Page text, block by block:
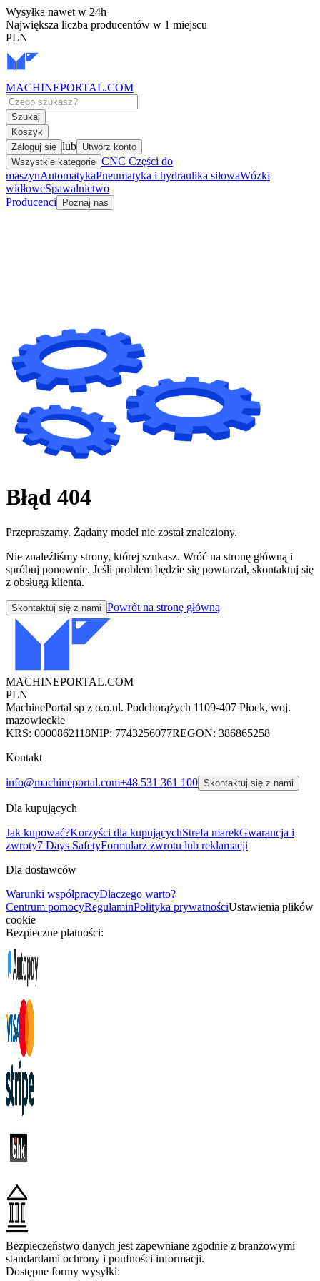
Wysyłka nawet w 24h
Największa liczba producentów w 1 miejscu
PLN
MACHINEPORTAL.COM
Szukaj
Koszyk
Zaloguj się lub Utwórz konto
Wszystkie kategorie CNC Części do
maszynAutomatykaPneumatyka i hydraulika siłowaWózki
widłoweSpawalnictwo
Producenci
Poznaj nas
Błąd 404
Przepraszamy. Żądany model nie został znaleziony.
Nie znaleźliśmy strony, której szukasz. Wróć na stronę główną i
spróbuj ponownie. Jeśli problem będzie się powtarzał, skontaktuj się
z obsługą klienta.
Skontaktuj się z nami Powrót na stronę główną
MACHINEPORTAL.COM
PLN
MachinePortal sp z o.o.ul. Podchorążych 1109-407 Płock, woj.
mazowieckie
KRS: 0000862118NIP: 7743256077REGON: 386865258
Kontakt
info@machineportal.com+48 531 361 100 Skontaktuj się z nami
Dla kupujących
Jak kupować?Korzyści dla kupującychStrefa marekGwarancja i
zwroty7 Days SafetyFormularz zwrotu lub reklamacji
Dla dostawców
Warunki współpracyDlaczego warto?
Centrum pomocyRegulaminPolityka prywatnościUstawienia plików
cookie
Bezpieczne płatności:
Bezpieczeństwo danych jest zapewniane zgodnie z branżowymi
standardami ochrony i poufności informacji.
Dostępne formy wysyłki: